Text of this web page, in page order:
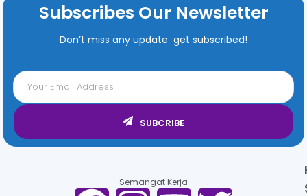
Subscribes Our Newsletter
Don’t miss any update get subscribed!
SUBCRIBE
Semangat Kerja